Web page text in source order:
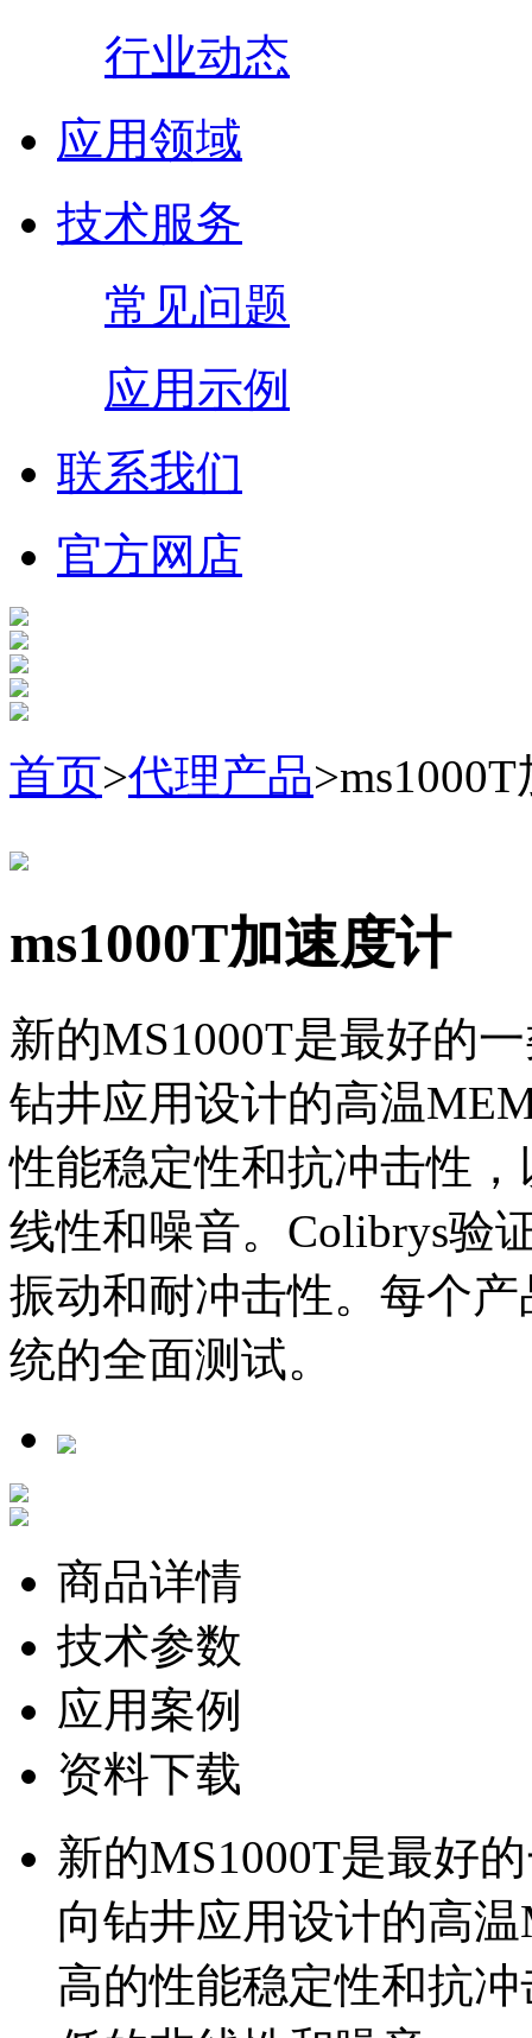
行业动态
应用领域
技术服务
常见问题
应用示例
联系我们
官方网店
首页>代理产品
ms1000T加速度计
新的MS1000T是最好的
钻井应用设计的高温
性能稳定性和抗冲击性
线性和噪音。Colibrys验
振动和耐冲击性。每个
统的全面测试。
商品详情
技术参数
应用案例
资料下载
新的MS1000T是最好
向钻井应用设计的高
高的性能稳定性和抗